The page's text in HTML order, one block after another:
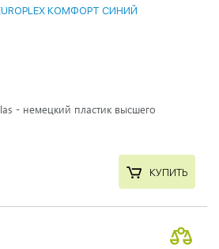
КОМФОРТ СИНИЙ
- немецкий пластик высшего
КУПИТЬ